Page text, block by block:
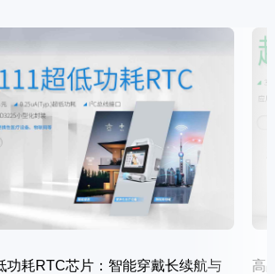
功耗RTC芯片：智能穿戴长续航与
高